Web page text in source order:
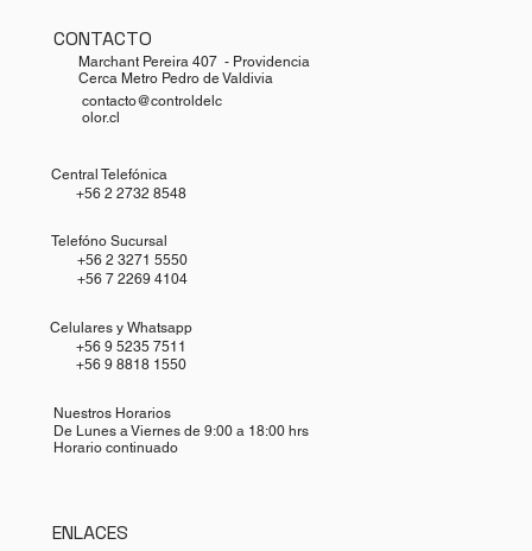
Marchant Pereira 407 - Providencia
Cerca Metro Pedro de Valdivia
CONTACTO
contacto@controldelc
olor.cl
Central Telefónica
+56 2 2732 8548
Telefóno Sucursal
+56 2 3271 5550
+56 7 2269 4104
Celulares y Whatsapp
+56 9 5235 7511
+56 9 8818 1550
Nuestros Horarios
De Lunes a Viernes de 9:00 a 18:00 hrs
Horario continuado
ENLACES